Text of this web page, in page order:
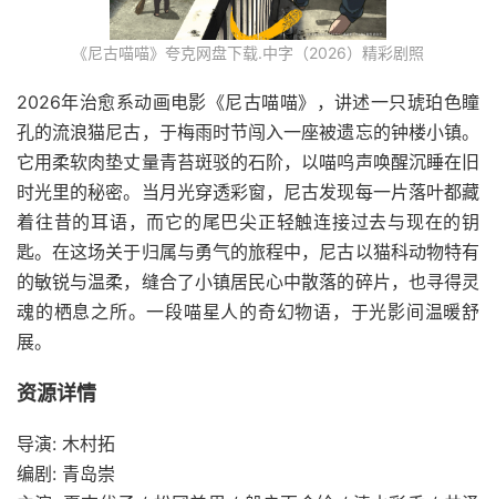
《尼古喵喵》夸克网盘下载.中字（2026）精彩剧照
2026年治愈系动画电影《尼古喵喵》，讲述一只琥珀色瞳
孔的流浪猫尼古，于梅雨时节闯入一座被遗忘的钟楼小镇。
它用柔软肉垫丈量青苔斑驳的石阶，以喵呜声唤醒沉睡在旧
时光里的秘密。当月光穿透彩窗，尼古发现每一片落叶都藏
着往昔的耳语，而它的尾巴尖正轻触连接过去与现在的钥
匙。在这场关于归属与勇气的旅程中，尼古以猫科动物特有
的敏锐与温柔，缝合了小镇居民心中散落的碎片，也寻得灵
魂的栖息之所。一段喵星人的奇幻物语，于光影间温暖舒
展。
资源详情
导演: 木村拓
编剧: 青岛崇